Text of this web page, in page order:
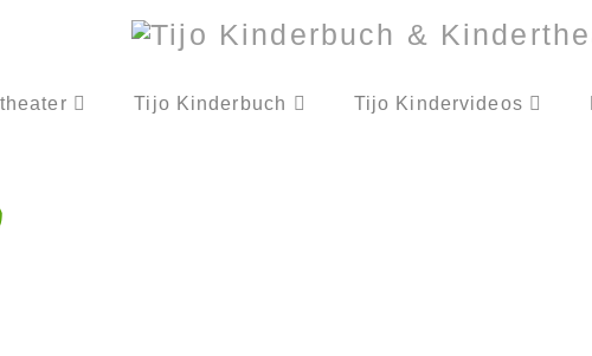
Tijo Kinderbuch Tijo Kindervideos